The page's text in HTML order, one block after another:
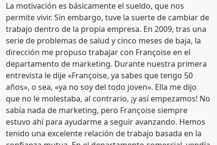
La motivación es básicamente el sueldo, que nos
permite vivir. Sin embargo, tuve la suerte de cambiar de
trabajo dentro de la propia empresa. En 2009, tras una
serie de problemas de salud y cinco meses de baja, la
dirección me propuso trabajar con Françoise en el
departamento de marketing. Durante nuestra primera
entrevista le dije «Françoise, ya sabes que tengo 50
años», o sea, «ya no soy del todo joven». Ella me dijo
que no le molestaba, al contrario, ¡y así empezamos! No
sabía nada de marketing, pero Françoise siempre
estuvo ahí para ayudarme a seguir avanzando. Hemos
tenido una excelente relación de trabajo basada en la